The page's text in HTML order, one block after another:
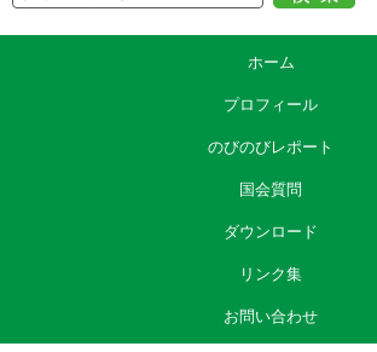
ホーム
プロフィール
のびのびレポート
国会質問
ダウンロード
リンク集
お問い合わせ